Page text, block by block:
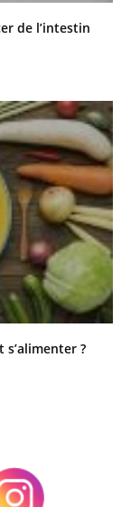
de l’intestin
?